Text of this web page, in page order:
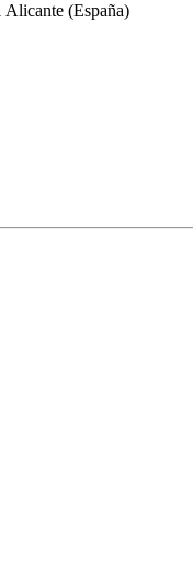
Alicante (España)